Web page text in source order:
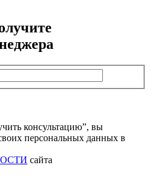
консультацию”, вы
персональных данных в
сайта